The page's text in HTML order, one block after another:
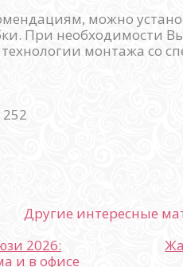
можно
При необходимости
технологии монтажа со
252
Другие интересные
2026:
и в офисе